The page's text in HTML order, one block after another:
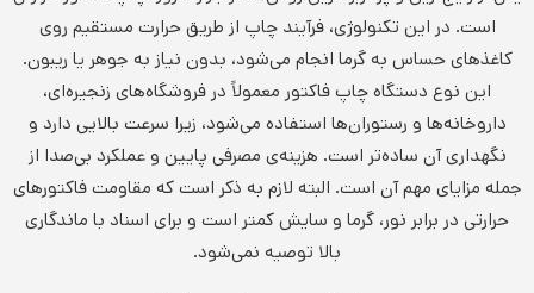
است. در این تکنولوژی، فرآیند چاپ از طریق حرارت مستقیم روی
کاغذهای حساس به گرما انجام می‌شود، بدون نیاز به جوهر یا ریبون.
این نوع دستگاه چاپ فاکتور معمولاً در فروشگاه‌های زنجیره‌ای،
داروخانه‌ها و رستوران‌ها استفاده می‌شود، زیرا سرعت بالایی دارد و
نگهداری آن ساده‌تر است. هزینه‌ی مصرفی پایین و عملکرد بی‌صدا از
جمله مزایای مهم آن است. البته لازم به ذکر است که مقاومت فاکتورهای
حرارتی در برابر نور، گرما و سایش کمتر است و برای اسناد با ماندگاری
بالا توصیه نمی‌شود.